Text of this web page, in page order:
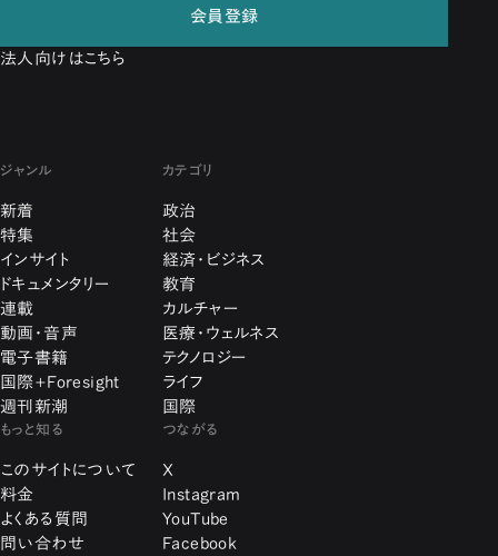
会員登録
法人向けはこちら
ジャンル
新着
特集
インサイト
ドキュメンタリー
連載
動画・音声
電子書籍
国際+Foresight
週刊新潮
カテゴリ
政治
社会
経済・ビジネス
教育
カルチャー
医療・ウェルネス
テクノロジー
ライフ
国際
もっと知る
このサイトについて
料金
よくある質問
問い合わせ
つながる
X
Instagram
YouTube
Facebook